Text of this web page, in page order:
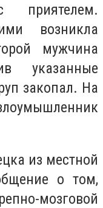
приятелем.
возникла
мужчина
указанные
закопал. На
из местной
о том,
мозговой